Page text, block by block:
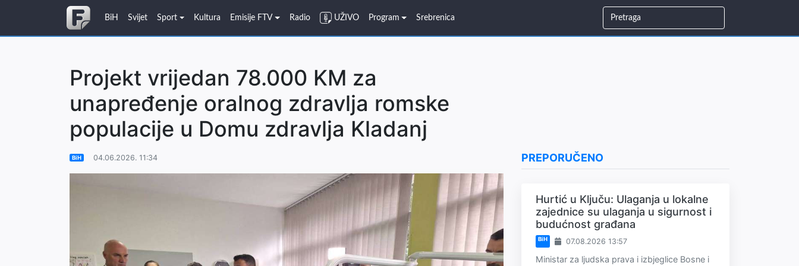
BiH Svijet Sport Kultura Emisije FTV Radio UŽIVO Program Srebrenica
Projekt vrijedan 78.000 KM za
unapređenje oralnog zdravlja romske
populacije u Domu zdravlja Kladanj
BiH 04.06.2026. 11:34 PREPORUČENO
Hurtić u Ključu: Ulaganja u lokalne
zajednice su ulaganja u sigurnost i
budućnost građana
BiH 07.08.2026 13:57
Ministar za ljudska prava i izbjeglice Bosne i